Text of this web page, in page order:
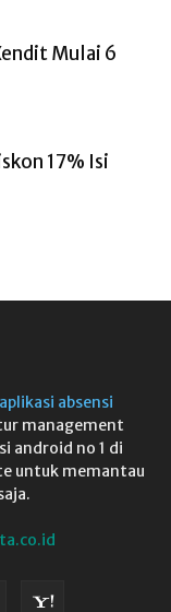
Mulai 6
17% Isi
aplikasi absensi
management
android no 1 di
untuk memantau